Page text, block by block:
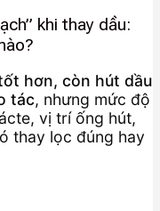
khi thay dầu:
hơn, còn hút dầu
tác, nhưng mức độ
vị trí ống hút,
thay lọc đúng hay